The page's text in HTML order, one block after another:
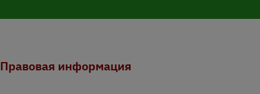
Правовая информация